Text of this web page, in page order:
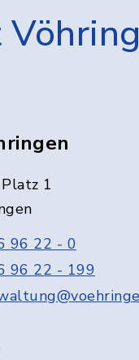
1
96 22 - 0
96 22 - 199
youtube